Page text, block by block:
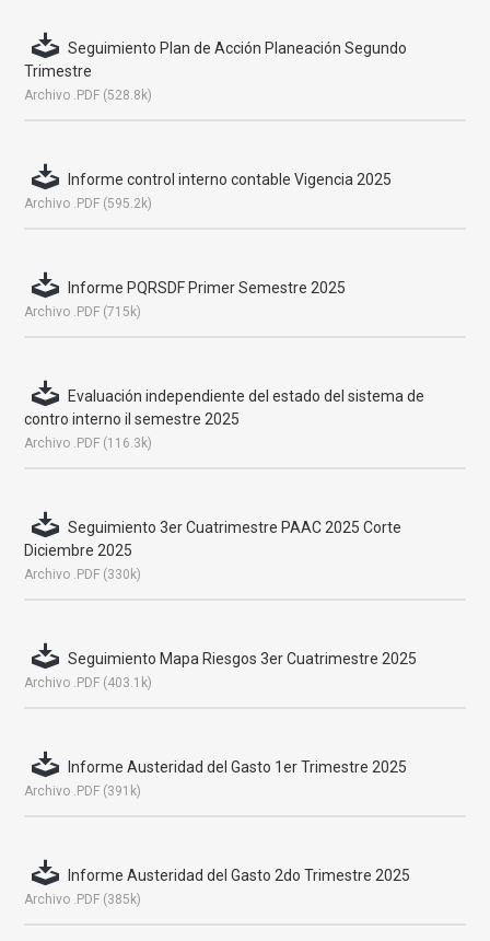
Seguimiento Plan de Acción Planeación Segundo
Trimestre
Archivo .PDF (528.8k)
Informe control interno contable Vigencia 2025
Archivo .PDF (595.2k)
Informe PQRSDF Primer Semestre 2025
Archivo .PDF (715k)
Evaluación independiente del estado del sistema de
contro interno il semestre 2025
Archivo .PDF (116.3k)
Seguimiento 3er Cuatrimestre PAAC 2025 Corte
Diciembre 2025
Archivo .PDF (330k)
Seguimiento Mapa Riesgos 3er Cuatrimestre 2025
Archivo .PDF (403.1k)
Informe Austeridad del Gasto 1er Trimestre 2025
Archivo .PDF (391k)
Informe Austeridad del Gasto 2do Trimestre 2025
Archivo .PDF (385k)